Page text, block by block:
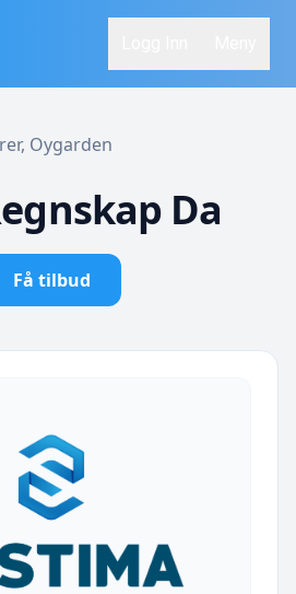
Oygarden
Da
Få tilbud